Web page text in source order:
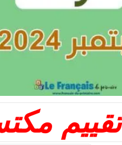
تقييم